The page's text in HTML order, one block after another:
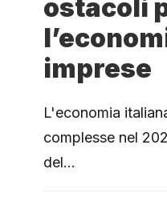
ostacoli
imprese
L'economia
complesse nel
del…